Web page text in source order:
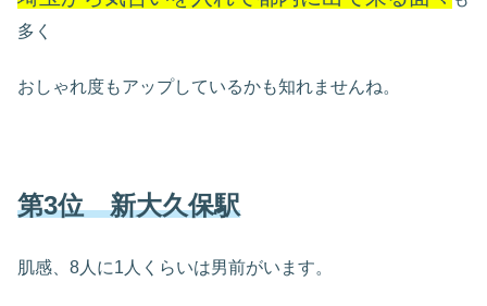
多く
おしゃれ度もアップしているかも知れませんね。
第3位 新大久保駅
肌感、8人に1人くらいは男前がいます。